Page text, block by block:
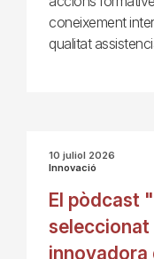
coneixement
qualitat
10 juliol 2026
Innovació
El pòdcast
seleccionat
innovadora